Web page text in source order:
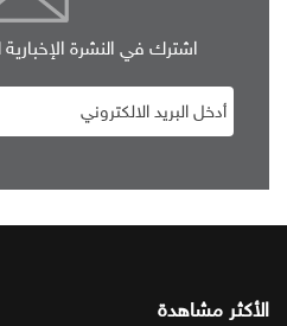
اشترك في النشرة
الأكثر مشاهدة